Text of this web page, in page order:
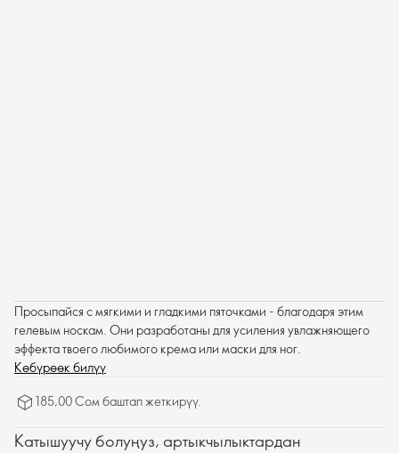
Просыпайся с мягкими и гладкими пяточками - благодаря этим
гелевым носкам. Они разработаны для усиления увлажняющего
эффекта твоего любимого крема или маски для ног.
Көбүрөөк билүү
185,00 Сом баштап жеткирүү.
Катышуучу болуңуз, артыкчылыктардан